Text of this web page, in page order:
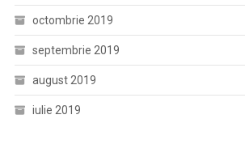
octombrie 2019
septembrie 2019
august 2019
iulie 2019